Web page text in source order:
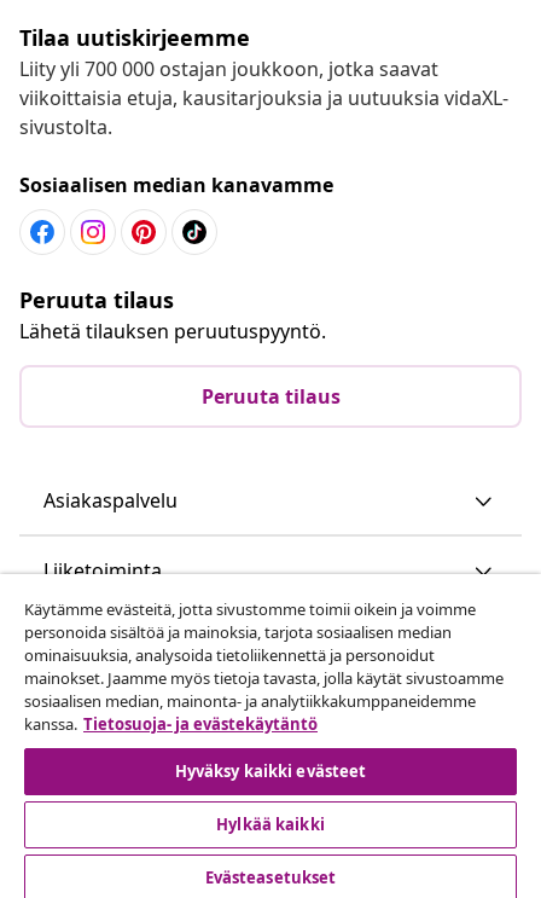
Tilaa uutiskirjeemme
Liity yli 700 000 ostajan joukkoon, jotka saavat
viikoittaisia etuja, kausitarjouksia ja uutuuksia vidaXL-
sivustolta.
Sosiaalisen median kanavamme
Peruuta tilaus
Lähetä tilauksen peruutuspyyntö.
Peruuta tilaus
Asiakaspalvelu
Liiketoiminta
vidaXL
Löydä lisää
Käytämme evästeitä, jotta sivustomme toimii oikein ja voimme
personoida sisältöä ja mainoksia, tarjota sosiaalisen median
ominaisuuksia, analysoida tietoliikennettä ja personoidut
mainokset. Jaamme myös tietoja tavasta, jolla käytät sivustoamme
sosiaalisen median, mainonta- ja analytiikkakumppaneidemme
kanssa. Tietosuoja- ja evästekäytäntö
Hyväksy kaikki evästeet
Hylkää kaikki
Evästeasetukset